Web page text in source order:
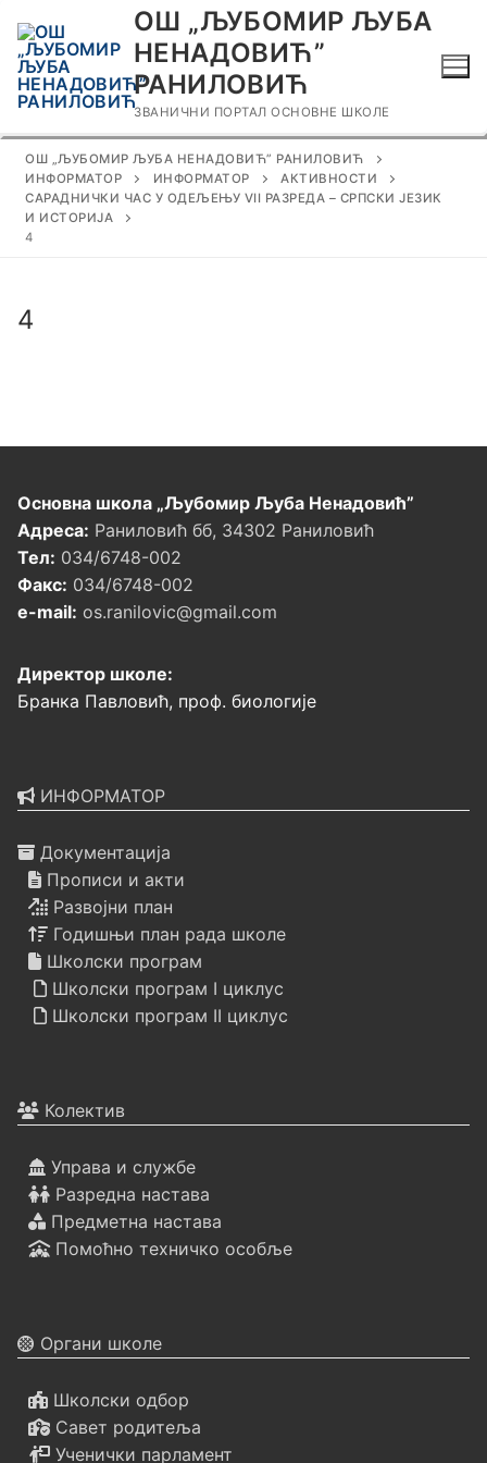
до
садржаја
ОШ „ЉУБОМИР ЉУБА
НЕНАДОВИЋ”
РАНИЛОВИЋ
ЗВАНИЧНИ ПОРТАЛ ОСНОВНЕ ШКОЛЕ
ОШ „ЉУБОМИР ЉУБА НЕНАДОВИЋ” РАНИЛОВИЋ
ИНФОРМАТОР
ИНФОРМАТОР
АКТИВНОСТИ
САРАДНИЧКИ ЧАС У ОДЕЉЕЊУ VII РАЗРЕДА – СРПСКИ ЈЕЗИК
И ИСТОРИЈА
4
4
Основна школа „Љубомир Љуба Ненадовић”
Адреса: Раниловић бб, 34302 Раниловић
Тел: 034/6748-002
Факс: 034/6748-002
e-mail: os.ranilovic@gmail.com
Директор школе:
Бранка Павловић, проф. биологије
ИНФОРМАТОР
Документација
Прописи и акти
Развојни план
Годишњи план рада школе
Школски програм
Школски програм I циклус
Школски програм II циклус
Колектив
Управа и службе
Разредна настава
Предметна настава
Помоћно техничко особље
Органи школе
Школски одбор
Савет родитеља
Ученички парламент